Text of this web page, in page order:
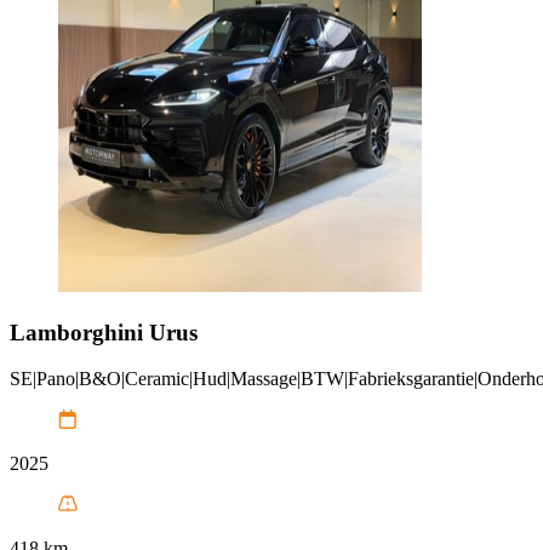
Lamborghini Urus
2025